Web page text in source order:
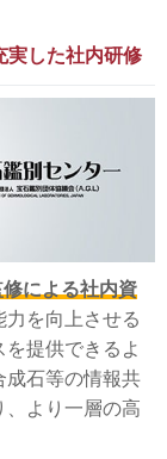
実した社内研修
による社内資
力を向上させる
提供できるよ
成石等の情報共
、より一層の高